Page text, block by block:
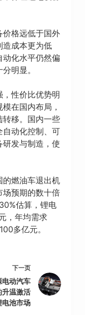
价格远低于国外
造成本更为低
动化水平仍然偏
明显。
性价比优势明
在国内布局，
转移。国内一些
自动化控制、可
发与制造，使
的燃油车退出机
场预期的数十倍
估算，锂电
，年均需求
多亿元。
下一页
电动汽车
升温激活
电池市场